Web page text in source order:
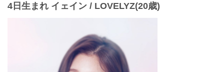
4日生まれ イェイン / LOVELYZ(20歳)